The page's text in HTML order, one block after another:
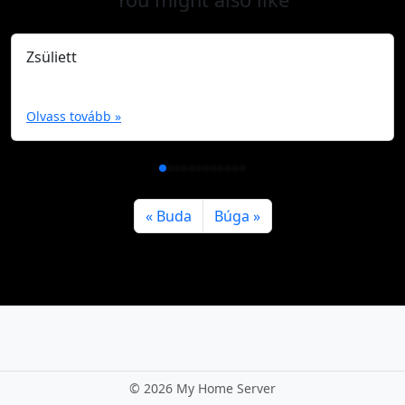
Zsüliett
Olvass tovább »
Buda Búga
© 2026 My Home Server